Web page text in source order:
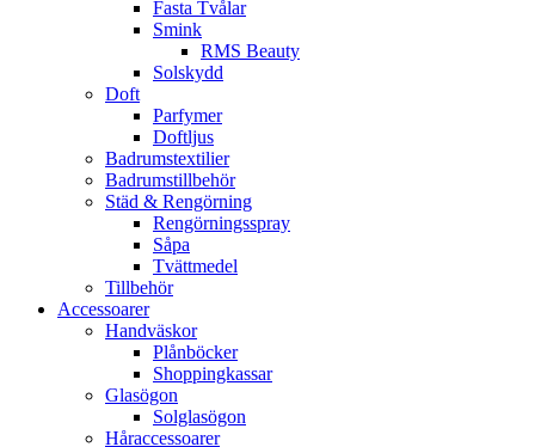
Fasta Tvålar
Smink
RMS Beauty
Solskydd
Doft
Parfymer
Doftljus
Badrumstextilier
Badrumstillbehör
Städ & Rengörning
Rengörningsspray
Såpa
Tvättmedel
Tillbehör
Accessoarer
Handväskor
Plånböcker
Shoppingkassar
Glasögon
Solglasögon
Håraccessoarer